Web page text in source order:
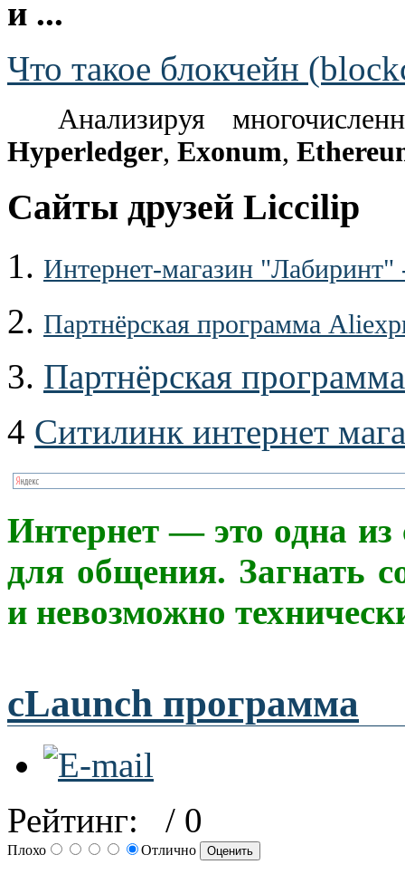
и ...
Что такое блокчейн
Анализируя
Hyperledger, Exonum,
Сайты друзей Liccilip
1. Интернет-магазин
2. Партнёрская программа
3. Партнёрская
4 Ситилинк интернет
Интернет — это одна
для общения. Загнать
и невозможно
cLaunch программа
Рейтинг: / 0
Плохо Отлично